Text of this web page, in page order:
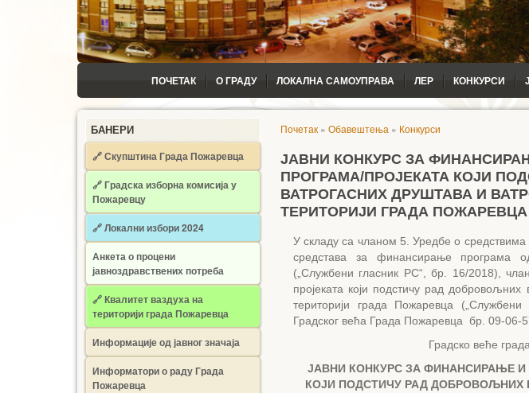
ПОЧЕТАК О ГРАДУ ЛОКАЛНА САМОУПРАВА ЛЕР КОНКУРСИ
БАНЕРИ
🔗 Скупштина Града Пожаревца
🔗Градска изборна комисија у
Пожаревцу
🔗 Локални избори 2024
Анкета о процени
јавноздравствених потреба
🔗 Квалитет ваздуха на
територији града Пожаревца
Информације од јавног значаја
Информатори о раду Града
Пожаревца
Почетак » Обавештења » Конкурси
ЈАВНИ КОНКУРС ЗА
ПРОГРАМА/ПРОЈЕКАТА КОЈИ
ВАТРОГАСНИХ ДРУШТАВА И
ТЕРИТОРИЈИ ГРАДА ПОЖАРЕВЦА
У складу са чланом 5. Уредбе о
средстава за финансирање програма
(„Службени гласник PC“, бр. 16/2018),
пројеката који подстичу рад
територији града Пожаревца
Градског већа Града Пожаревца бр. 09-06-
Градско веће
ЈАВНИ КОНКУРС ЗА ФИНАНСИРАЊЕ И
КОЈИ ПОДСТИЧУ РАД ДОБРОВОЉНИХ